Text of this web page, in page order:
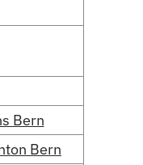
Bern
Bern